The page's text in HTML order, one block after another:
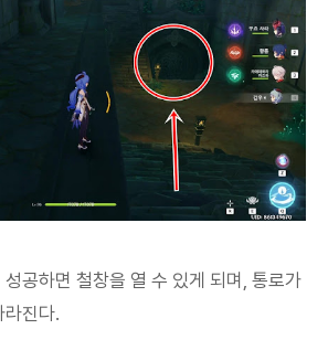
공하면 철창을 열 수 있게 되며, 통로가
라진다.